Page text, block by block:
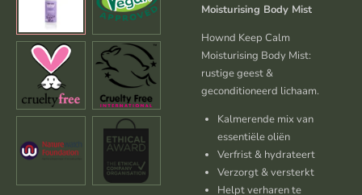
Moisturising Body Mist
Hownd Keep Calm
Moisturising Body Mist:
rustige geest &
geconditioneerd lichaam.
Kalmerende mix van
essentiële oliën
Verfrist & hydrateert
Verzorgt & versterkt
Helpt verharen te